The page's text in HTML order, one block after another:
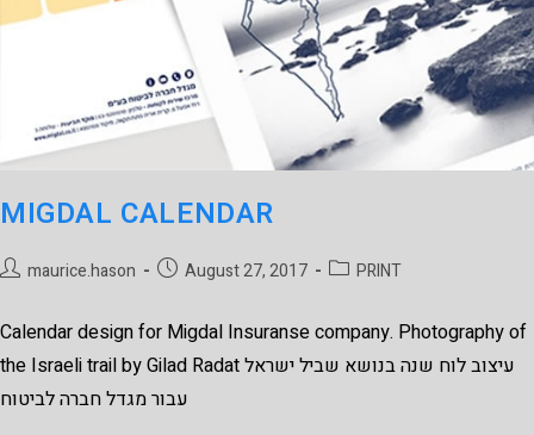
MIGDAL CALENDAR
maurice.hason August 27, 2017 PRINT
Calendar design for Migdal Insuranse company. Photography of
the Israeli trail by Gilad Radat עיצוב לוח שנה בנושא שביל ישראל
עבור מגדל חברה לביטוח